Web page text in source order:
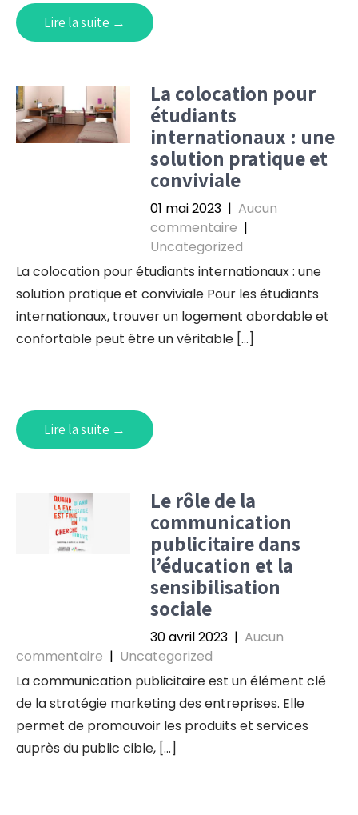
Lire la suite →
La colocation pour
étudiants
internationaux : une
solution pratique et
conviviale
01 mai 2023 | Aucun
commentaire |
Uncategorized
La colocation pour étudiants internationaux : une
solution pratique et conviviale Pour les étudiants
internationaux, trouver un logement abordable et
confortable peut être un véritable […]
Lire la suite →
Le rôle de la
communication
publicitaire dans
l’éducation et la
sensibilisation
sociale
30 avril 2023 | Aucun
commentaire | Uncategorized
La communication publicitaire est un élément clé
de la stratégie marketing des entreprises. Elle
permet de promouvoir les produits et services
auprès du public cible, […]